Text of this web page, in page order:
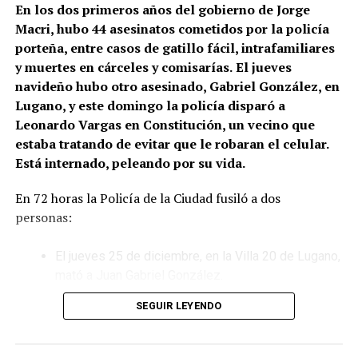
En los dos primeros años del gobierno de Jorge
Macri, hubo 44 asesinatos cometidos por la policía
porteña, entre casos de gatillo fácil, intrafamiliares
y muertes en cárceles y comisarías.El jueves
navideño hubo otro asesinado, Gabriel González, en
Lugano, y este domingo la policía disparó a
Leonardo Vargas en Constitución, un vecino que
estaba tratando de evitar que le robaran el celular.
Está internado, peleando por su vida.
En 72 horas la Policía de la Ciudad fusiló a dos
personas:
El jueves 25 de diciembre, en la Villa 20 de Lugano,
Este domingo 28 de diciembre, en el barrio porteño
ahora lucha por su vida en el hospital Ramos Mejía.
SEGUIR LEYENDO